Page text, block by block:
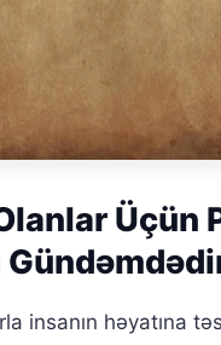
Üçün
insanın həyatına